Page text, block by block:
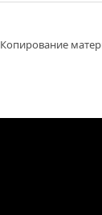
Копирование